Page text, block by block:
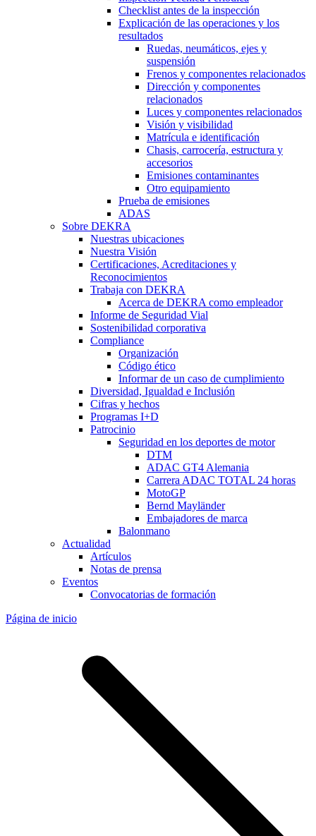
Checklist antes de la inspección
Explicación de las operaciones y los
resultados
Ruedas, neumáticos, ejes y
suspensión
Frenos y componentes relacionados
Dirección y componentes
relacionados
Luces y componentes relacionados
Visión y visibilidad
Matrícula e identificación
Chasis, carrocería, estructura y
accesorios
Emisiones contaminantes
Otro equipamiento
Prueba de emisiones
ADAS
Sobre DEKRA
Nuestras ubicaciones
Nuestra Visión
Certificaciones, Acreditaciones y
Reconocimientos
Trabaja con DEKRA
Acerca de DEKRA como empleador
Informe de Seguridad Vial
Sostenibilidad corporativa
Compliance
Organización
Código ético
Informar de un caso de cumplimiento
Diversidad, Igualdad e Inclusión
Cifras y hechos
Programas I+D
Patrocinio
Seguridad en los deportes de motor
DTM
ADAC GT4 Alemania
Carrera ADAC TOTAL 24 horas
MotoGP
Bernd Mayländer
Embajadores de marca
Balonmano
Actualidad
Artículos
Notas de prensa
Eventos
Convocatorias de formación
Página de inicio